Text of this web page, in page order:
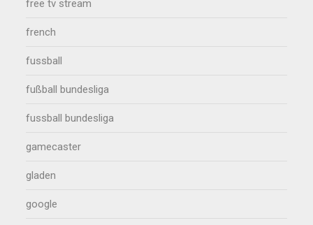
free tv stream
french
fussball
fußball bundesliga
fussball bundesliga
gamecaster
gladen
google